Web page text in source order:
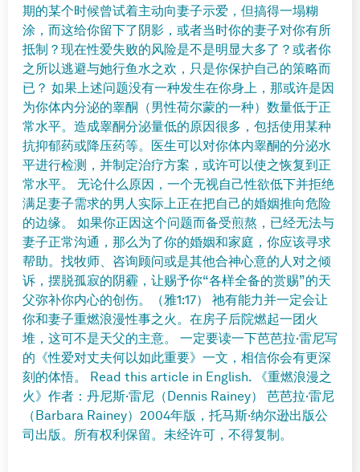
期的某个时候曾试着主动向妻子示爱，但搞得一塌糊
涂，而这给你留下了阴影，或者当时你的妻子对你有所
抵制？现在性爱失败的风险是不是明显大多了？或者你
之所以逃避与她行鱼水之欢，只是你保护自己的策略而
已？ 如果上述问题没有一种发生在你身上，那或许是因
为你体内分泌的睾酮（男性荷尔蒙的一种）数量低于正
常水平。造成睾酮分泌量低的原因很多，包括使用某种
抗抑郁药或降压药等。医生可以对你体内睾酮的分泌水
平进行检测，并制定治疗方案，或许可以使之恢复到正
常水平。 无论什么原因，一个无视自己性欲低下并拒绝
满足妻子需求的男人实际上正在把自己的婚姻推向危险
的边缘。 如果你正因这个问题而备受煎熬，已经无法与
妻子正常沟通，那么为了你的婚姻和家庭，你应该寻求
帮助。找牧师、咨询顾问或是其他合神心意的人对之倾
诉，摆脱孤寂的阴霾，让赐予你“各样全备的赏赐”的天
父弥补你内心的创伤。（雅1:17） 祂有能力并一定会让
你和妻子重燃浪漫性事之火。在房子后院燃起一团火
堆，这可不是天父的主意。 一定要读一下芭芭拉·雷尼写
的《性爱对丈夫何以如此重要》一文，相信你会有更深
刻的体悟。 Read this article in English. 《重燃浪漫之
火》作者：丹尼斯·雷尼（Dennis Rainey） 芭芭拉·雷尼
（Barbara Rainey）2004年版，托马斯·纳尔逊出版公
司出版。所有权利保留。未经许可，不得复制。